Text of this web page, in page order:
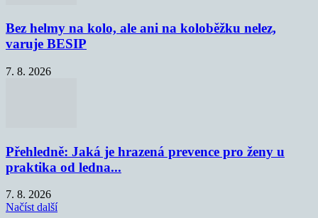
Bez helmy na kolo, ale ani na koloběžku nelez,
varuje BESIP
7. 8. 2026
Přehledně: Jaká je hrazená prevence pro ženy u
praktika od ledna...
7. 8. 2026
Načíst další